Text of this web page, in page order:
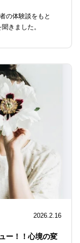
の体験談をもと
きました。
2026.2.16
ー！！心境の変